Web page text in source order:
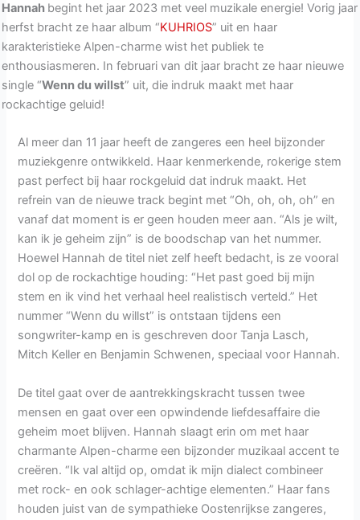
Hannah begint het jaar 2023 met veel muzikale energie! Vorig jaar
herfst bracht ze haar album “KUHRIOS” uit en haar
karakteristieke Alpen-charme wist het publiek te
enthousiasmeren. In februari van dit jaar bracht ze haar nieuwe
single “Wenn du willst” uit, die indruk maakt met haar
rockachtige geluid!
Al meer dan 11 jaar heeft de zangeres een heel bijzonder
muziekgenre ontwikkeld. Haar kenmerkende, rokerige stem
past perfect bij haar rockgeluid dat indruk maakt. Het
refrein van de nieuwe track begint met “Oh, oh, oh, oh” en
vanaf dat moment is er geen houden meer aan. “Als je wilt,
kan ik je geheim zijn” is de boodschap van het nummer.
Hoewel Hannah de titel niet zelf heeft bedacht, is ze vooral
dol op de rockachtige houding: “Het past goed bij mijn
stem en ik vind het verhaal heel realistisch verteld.” Het
nummer “Wenn du willst” is ontstaan tijdens een
songwriter-kamp en is geschreven door Tanja Lasch,
Mitch Keller en Benjamin Schwenen, speciaal voor Hannah.
De titel gaat over de aantrekkingskracht tussen twee
mensen en gaat over een opwindende liefdesaffaire die
geheim moet blijven. Hannah slaagt erin om met haar
charmante Alpen-charme een bijzonder muzikaal accent te
creëren. “Ik val altijd op, omdat ik mijn dialect combineer
met rock- en ook schlager-achtige elementen.” Haar fans
houden juist van de sympathieke Oostenrijkse zangeres,